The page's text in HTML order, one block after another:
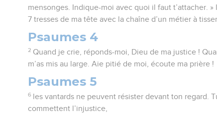
mensonges. Indique-moi avec quoi il faut t’attacher. »
7 tresses de ma tête avec la chaîne d’un métier à
Psaumes 4
2 Quand je crie, réponds-moi, Dieu de ma justice !
m’as mis au large. Aie pitié de moi, écoute ma prière !
Psaumes 5
6
les vantards ne peuvent résister devant ton regard.
commettent l’injustice,